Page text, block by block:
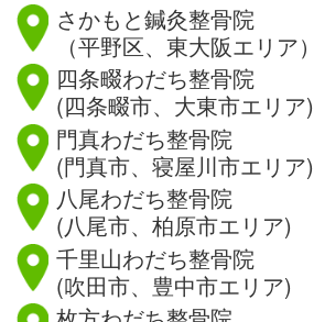
さかもと鍼灸整骨院
（平野区、東大阪エリア）
四条畷わだち整骨院
(四条畷市、大東市エリア)
門真わだち整骨院
(門真市、寝屋川市エリア)
八尾わだち整骨院
(八尾市、柏原市エリア)
千里山わだち整骨院
(吹田市、豊中市エリア)